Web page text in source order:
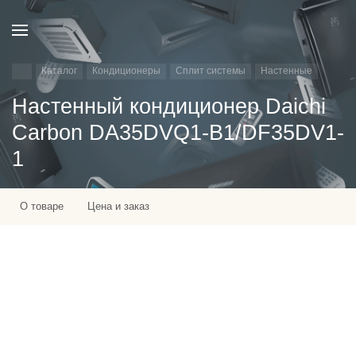
Каталог Кондиционеры Сплит системы Настенные
Настенный кондиционер Daichi
Carbon DA35DVQ1-B1/DF35DV1-
1
О товаре Цена и заказ